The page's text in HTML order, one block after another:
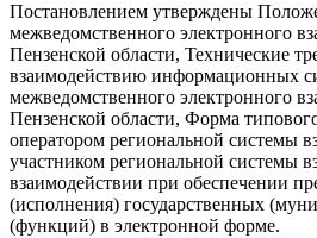
Постановлением утверждены
межведомственного электронного
Пензенской области, Технические
взаимодействию информационных
межведомственного электронного
Пензенской области, Форма
оператором региональной системы
участником региональной системы
взаимодействии при обеспечении
(исполнения) государственных
(функций) в электронной форме.